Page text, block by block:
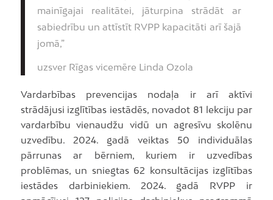
mainīgajai realitātei, jāturpina strādāt ar
sabiedrību un attīstīt RVPP kapacitāti arī šajā
jomā,”
uzsver Rīgas vicemēre Linda Ozola
Vardarbības prevencijas nodaļa ir arī aktīvi
strādājusi izglītības iestādēs, novadot 81 lekciju par
vardarbību vienaudžu vidū un agresīvu skolēnu
uzvedību. 2024. gadā veiktas 50 individuālas
pārrunas ar bērniem, kuriem ir uzvedības
problēmas, un sniegtas 62 konsultācijas izglītības
iestādes darbiniekiem. 2024. gadā RVPP ir